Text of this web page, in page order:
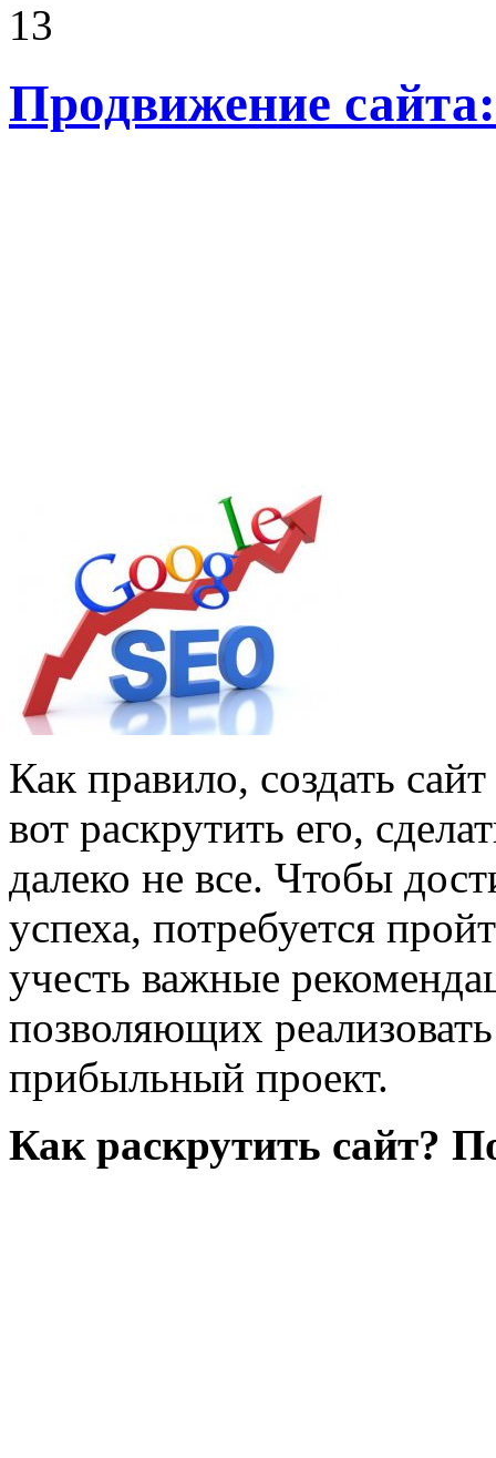
13
Продвижение
Как правило, создать
вот раскрутить его,
далеко не все. Чтобы
успеха, потребуется
учесть важные
позволяющих
прибыльный проект.
Как раскрутить сайт?